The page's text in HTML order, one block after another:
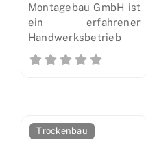
Montagebau GmbH ist
ein erfahrener
Handwerksbetrieb
Trockenbau